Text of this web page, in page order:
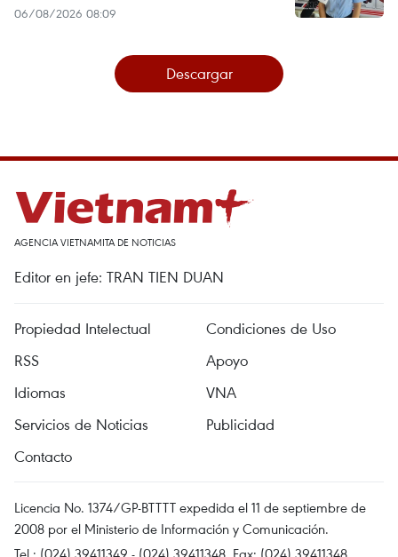
06/08/2026 08:09
Descargar
AGENCIA VIETNAMITA DE NOTICIAS
Editor en jefe: TRAN TIEN DUAN
Propiedad Intelectual
Condiciones de Uso
RSS
Apoyo
Idiomas
VNA
Servicios de Noticias
Publicidad
Contacto
Licencia No. 1374/GP-BTTTT expedida el 11 de septiembre de
2008 por el Ministerio de Información y Comunicación.
Tel.: (024) 39411349 - (024) 39411348, Fax: (024) 39411348